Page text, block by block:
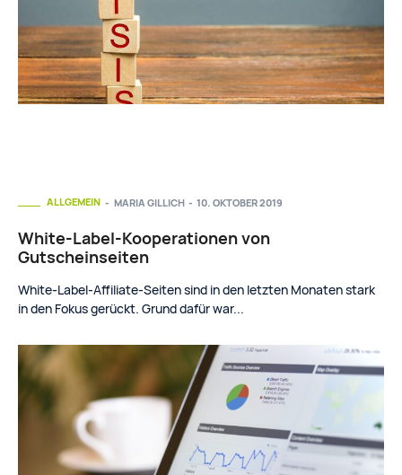
ALLGEMEIN
White-Label-Kooperationen von
Gutscheinseiten
MARIA GILLICH - 10. OKTOBER 2019
White-Label-Affiliate-Seiten sind in den letzten Monaten stark
in den Fokus gerückt. Grund dafür war...